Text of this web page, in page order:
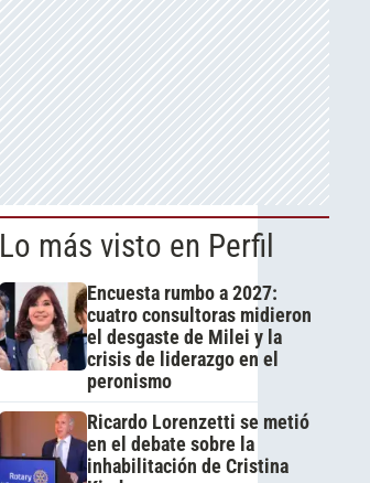
Lo más visto en Perfil
Encuesta rumbo a 2027:
cuatro consultoras midieron
el desgaste de Milei y la
crisis de liderazgo en el
peronismo
Ricardo Lorenzetti se metió
en el debate sobre la
inhabilitación de Cristina